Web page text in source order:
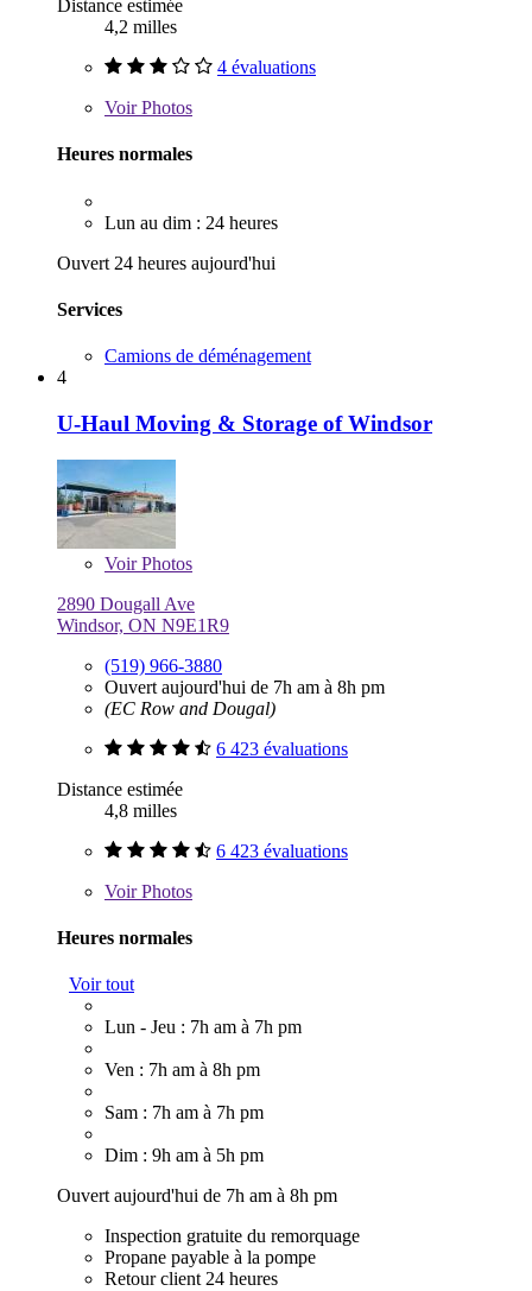
Distance estimée
4,2 milles
4 évaluations
VoirPhotos
Heures normales
Lun au dim : 24 heures
Ouvert 24 heures aujourd'hui
Services
Camions de déménagement
4
U-Haul Moving & Storage of Windsor
VoirPhotos
2890 Dougall Ave
Windsor, ON N9E1R9
(519) 966-3880
Ouvert aujourd'hui de 7h am à 8h pm
(EC Row and Dougal)
6 423 évaluations
Distance estimée
4,8 milles
6 423 évaluations
VoirPhotos
Heures normales
Voir tout
Lun - Jeu : 7h am à 7h pm
Ven : 7h am à 8h pm
Sam : 7h am à 7h pm
Dim : 9h am à 5h pm
Ouvert aujourd'hui de 7h am à 8h pm
Inspection gratuite du remorquage
Propane payable à la pompe
Retour client 24 heures